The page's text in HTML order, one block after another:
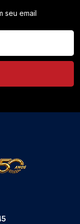
seu email